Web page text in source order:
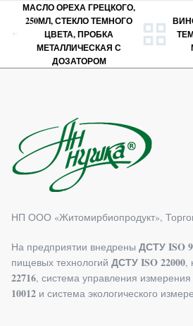
МАСЛО ОРЕХА ГРЕЦКОГО,
250МЛ, СТЕКЛО ТЕМНОГО
ЦВЕТА, ПРОБКА
МЕТАЛЛИЧЕСКАЯ С
ДОЗАТОРОМ
НП ООО «Житомирбиопродукт»,
На предприятии внедрены ДСТУ ISO
пищевых технологий ДСТУ ISO 22000,
22716, система управления измерения
10012 и система экологического